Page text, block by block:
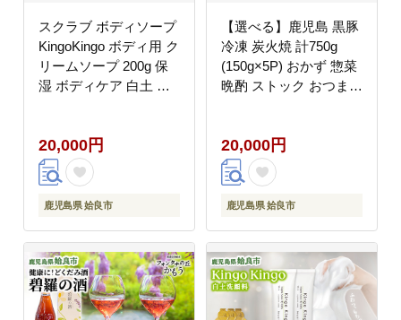
スクラブ ボディソープ
KingoKingo ボディ用 ク
リームソープ 200g 保
湿 ボディケア 白土 て
20,000円
鹿児島県 姶良市
【選べる】鹿児島 黒豚
冷凍 炭火焼 計750g
(150g×5P) おかず 惣菜
晩酌 ストック おつまみ
20,000円
鹿児島県 姶良市